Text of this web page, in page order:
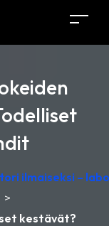
ilmaiseksi –
>
kestävät?